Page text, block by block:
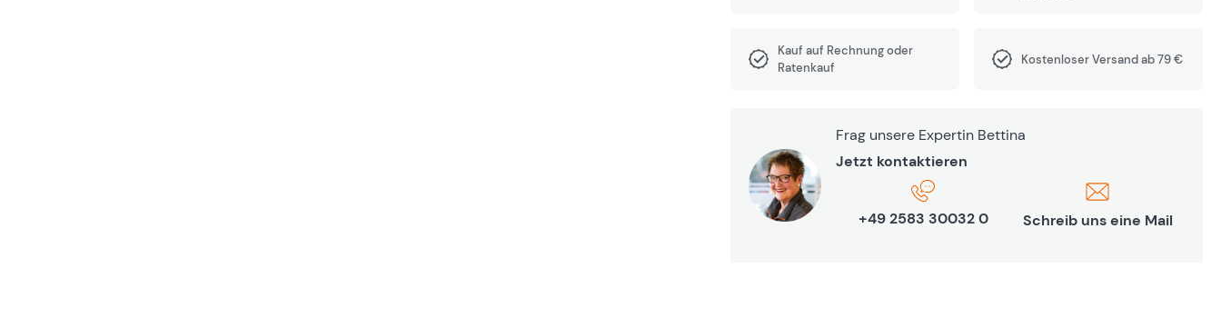
Kauf auf Rechnung oder
Ratenkauf
Kostenloser Versand ab 79 €
Frag unsere Expertin Bettina
Jetzt kontaktieren
+49 2583 30032 0 Schreib uns eine Mail